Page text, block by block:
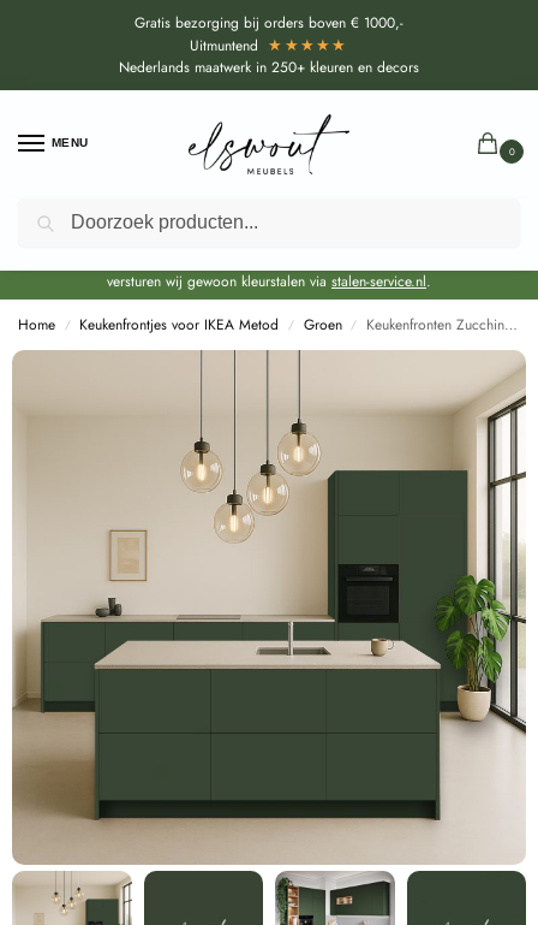
Gratis bezorging bij orders boven € 1000,-
Uitmuntend ★★★★★
Nederlands maatwerk in 250+ kleuren en decors
MENU
0
Door de bouwvakperiode geldt voor alle collecties momenteel een EXTRA
levertijd van circa 3-4 weken bovenop de reguliere levertijd.
versturen wij gewoon kleurstalen via stalen-service.nl.
Home / Keukenfrontjes voor IKEA Metod / Groen / Keukenfronten Zucchini (U19504 SD) voor IKEA Metod